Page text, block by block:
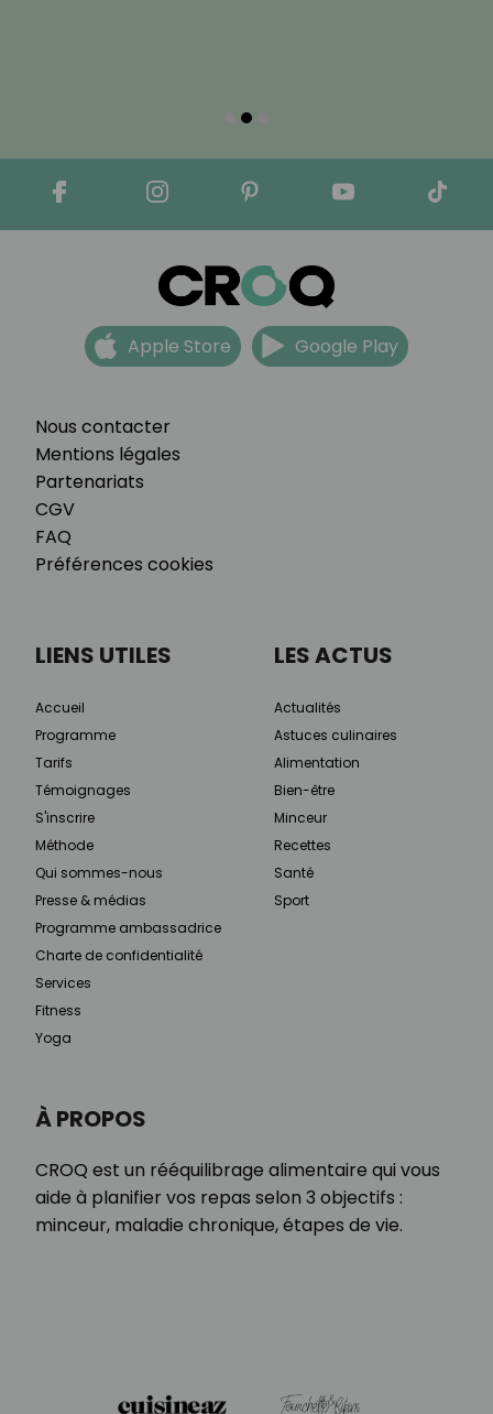
Nous contacter
Mentions légales
Partenariats
CGV
FAQ
Préférences cookies
Apple Store Google Play
À PROPOS
CROQ est un rééquilibrage alimentaire qui vous
aide à planifier vos repas selon 3 objectifs :
minceur, maladie chronique, étapes de vie.
LIENS UTILES
Accueil
Programme
Tarifs
Témoignages
S'inscrire
Méthode
Qui sommes-nous
Presse & médias
Programme ambassadrice
Charte de confidentialité
Services
Fitness
Yoga
LES ACTUS
Actualités
Astuces culinaires
Alimentation
Bien-être
Minceur
Recettes
Santé
Sport